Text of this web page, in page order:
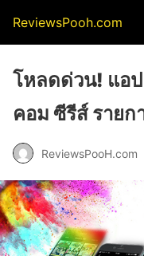
ReviewsPooh.com
โหลดด่วน! แอ
คอม ซีรีส์ ราย
ReviewsPooH.com